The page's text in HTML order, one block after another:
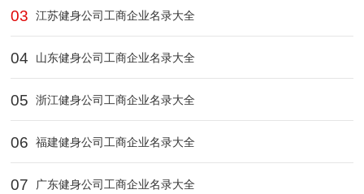
03 江苏健身公司工商企业名录大全
04 山东健身公司工商企业名录大全
05 浙江健身公司工商企业名录大全
06 福建健身公司工商企业名录大全
07 广东健身公司工商企业名录大全